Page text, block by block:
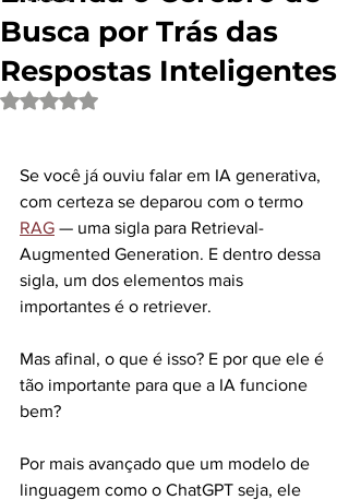
Busca por Trás das
Respostas Inteligentes
Avaliado com NaN de 5 estrelas.
Se você já ouviu falar em IA generativa,
com certeza se deparou com o termo
RAG — uma sigla para Retrieval-
Augmented Generation. E dentro dessa
sigla, um dos elementos mais
importantes é o retriever.
Mas afinal, o que é isso? E por que ele é
tão importante para que a IA funcione
bem?
Por mais avançado que um modelo de
linguagem como o ChatGPT seja, ele